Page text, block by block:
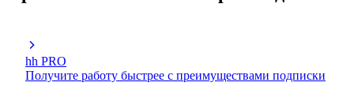
hh PRO
Получите работу быстрее с преимуществами подписки